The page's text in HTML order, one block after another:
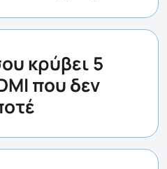
κρύβει 5
που δεν